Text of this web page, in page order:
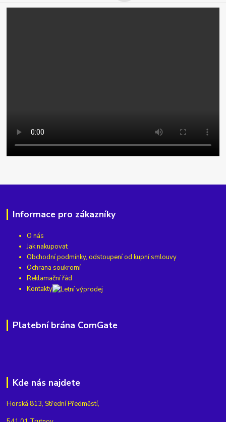
Informace pro zákazníky
O nás
Jak nakupovat
Obchodní podmínky, odstoupení od kupní smlouvy
Ochrana soukromí
Reklamační řád
Kontakty
Platební brána ComGate
Kde nás najdete
Horská 813, Střední Předměstí,